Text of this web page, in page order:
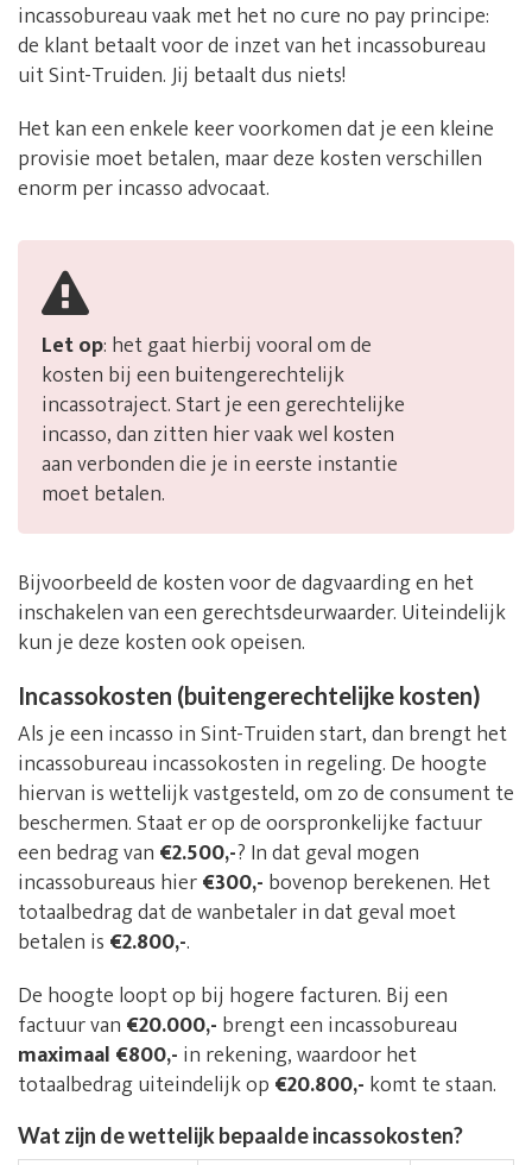
incassobureau vaak met het no cure no pay principe:
de klant betaalt voor de inzet van het incassobureau
uit Sint-Truiden. Jij betaalt dus niets!
Het kan een enkele keer voorkomen dat je een kleine
provisie moet betalen, maar deze kosten verschillen
enorm per incasso advocaat.
Let op: het gaat hierbij vooral om de
kosten bij een buitengerechtelijk
incassotraject. Start je een gerechtelijke
incasso, dan zitten hier vaak wel kosten
aan verbonden die je in eerste instantie
moet betalen.
Bijvoorbeeld de kosten voor de dagvaarding en het
inschakelen van een gerechtsdeurwaarder. Uiteindelijk
kun je deze kosten ook opeisen.
Incassokosten (buitengerechtelijke kosten)
Als je een incasso in Sint-Truiden start, dan brengt het
incassobureau incassokosten in regeling. De hoogte
hiervan is wettelijk vastgesteld, om zo de consument te
beschermen. Staat er op de oorspronkelijke factuur
een bedrag van €2.500,-? In dat geval mogen
incassobureaus hier€300,- bovenop berekenen. Het
totaalbedrag dat de wanbetaler in dat geval moet
betalen is €2.800,-.
De hoogte loopt op bij hogere facturen. Bij een
factuur van €20.000,- brengt een incassobureau
maximaal €800,- in rekening, waardoor het
totaalbedrag uiteindelijk op €20.800,- komt te staan.
Wat zijn de wettelijk bepaalde incassokosten?